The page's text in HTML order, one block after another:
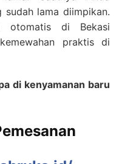
sudah lama diimpikan.
otomatis di Bekasi
praktis di
di kenyamanan baru